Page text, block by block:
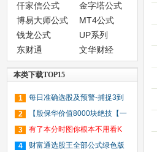
仟家信公式
金字塔公式
博易大师公式
MT4公式
钱龙公式
UP系列
东财通
文华财经
本类下载TOP15
1
每日准确选股及预警-捕捉3到
10点上涨股
2
【殷保华价值8000块绝技【一
线操作法】指标】（通达信 飞狐
大智慧版本】
3
有了本分时图你根本不用看K
线了 通达信2015高端升级版
4
财富通选股王全部公式绿色版